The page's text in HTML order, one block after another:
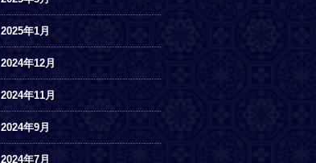
2025年1月
2024年12月
2024年11月
2024年9月
2024年7月